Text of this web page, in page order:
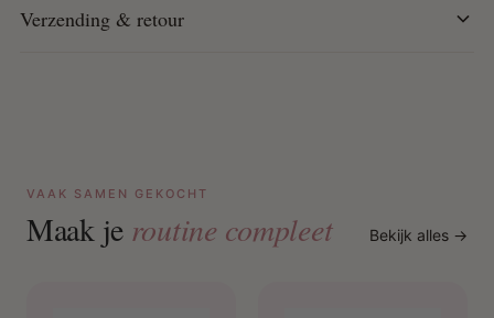
Verzending & retour
VAAK SAMEN GEKOCHT
Maak je routine compleet Bekijk alles →